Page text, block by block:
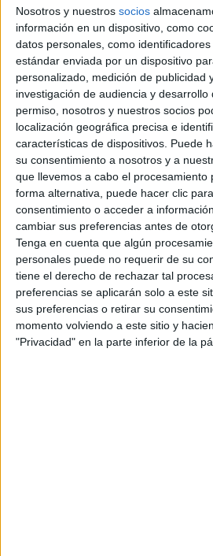
Nosotros y nuestros socios
información en un dispositivo, como
datos personales, como
estándar enviada por un dispositivo
personalizado, medición de publicidad
investigación de audiencia y desarrollo
permiso, nosotros y nuestros socios
localización geográfica precisa e
características de dispositivos. Puede
su consentimiento a nosotros y a
que llevemos a cabo el procesamiento
forma alternativa, puede hacer clic
consentimiento o acceder a
cambiar sus preferencias antes de
Tenga en cuenta que algún
personales puede no requerir de su
tiene el derecho de rechazar tal
preferencias se aplicarán solo a este
sus preferencias o retirar su
momento volviendo a este sitio y
"Privacidad" en la parte inferior de la
Si tienes alguna duda con el programa
contactar directamente con:
Aston Herencia
Teléfono: 914 36 00 30
Email:unicaja@astonherencia.es
Para consultas relacionadas con la
Fundación Unicaja
Teléfono: 951 763 109
Email:becasusa@fundacionunicaja.com
¡Mucha suerte!
Artículos recomendados